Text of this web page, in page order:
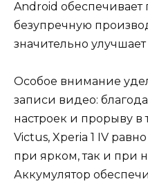
Android обеспечивает
безупречную
значительно
Особое внимание
записи видео:
настроек и прорыву в
Victus, Xperia 1 IV
при ярком, так и при
Аккумулятор